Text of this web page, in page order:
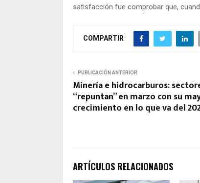
satisfacción fue comprobar que,
COMPARTIR
PUBLICACIÓN ANTERIOR
Minería e hidrocarburos:
“repuntan” en marzo con su
crecimiento en lo que va del
ARTÍCULOS RELACIONADOS